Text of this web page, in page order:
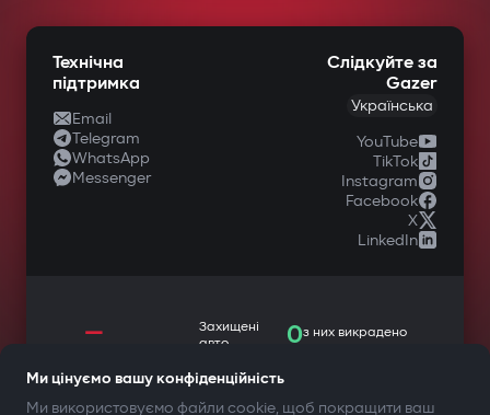
Технічна
підтримка
Email
Telegram
WhatsApp
Messenger
Слідкуйте за
Gazer
Українська
YouTube
TikTok
Instagram
Facebook
X
LinkedIn
—
Захищені
авто
0з них викрадено
Ми цінуємо вашу конфіденційність
Ми використовуємо файли cookie, щоб покращити ваш